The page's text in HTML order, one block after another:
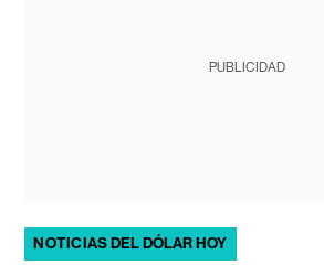
PUBLICIDAD
NOTICIAS DEL DÓLAR HOY